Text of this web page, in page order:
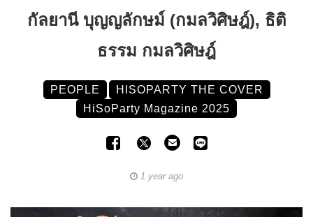
กัลยานี บุญญลักษม์ (กมลวิศิษฎ์), ธิติ
ธรรม กมลวิศิษฎ์
PEOPLE
HISOPARTY THE COVER
HiSoParty Magazine 2025
1 year ago